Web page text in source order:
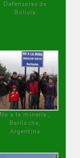
Defensoras de
Bolivia
No a la minería ,
Bariloche,
Argentina